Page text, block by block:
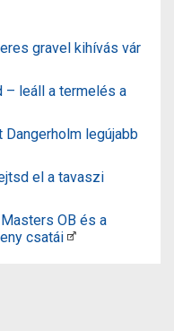
gravel kihívás vár
– leáll a termelés a
legújabb
el a tavaszi
OB és a
csatái